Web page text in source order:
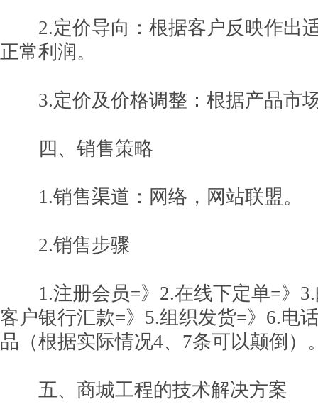
2.定价导向：根据客户反映作出
正常利润。
3.定价及价格调整：根据产品市
四、销售策略
1.销售渠道：网络，网站联盟。
2.销售步骤
1.注册会员=》2.在线下定单=》3.
客户银行汇款=》5.组织发货=》6.电
品（根据实际情况4、7条可以颠倒）
五、商城工程的技术解决方案